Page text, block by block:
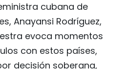
cubana de
Anayansi Rodríguez,
evoca momentos
con estos países,
decisión soberana,